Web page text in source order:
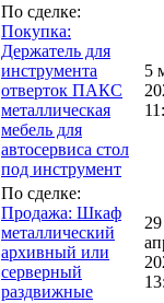
По сделке:
Покупка:
Держатель для
инструмента
отверток ПАКС
металлическая
мебель для
автосервиса стол
под инструмент
5
По сделке:
Продажа: Шкаф
металлический
архивный или
серверный
раздвижные
29